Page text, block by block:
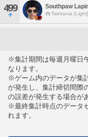
499 Southpaw
Twintania [Light]
※集計期間は毎週月曜日
なります。
※ゲーム内のデータが集
が発生し、集計締切間際
の誤差が発生する場合が
※最終集計時点のデータ
れます。